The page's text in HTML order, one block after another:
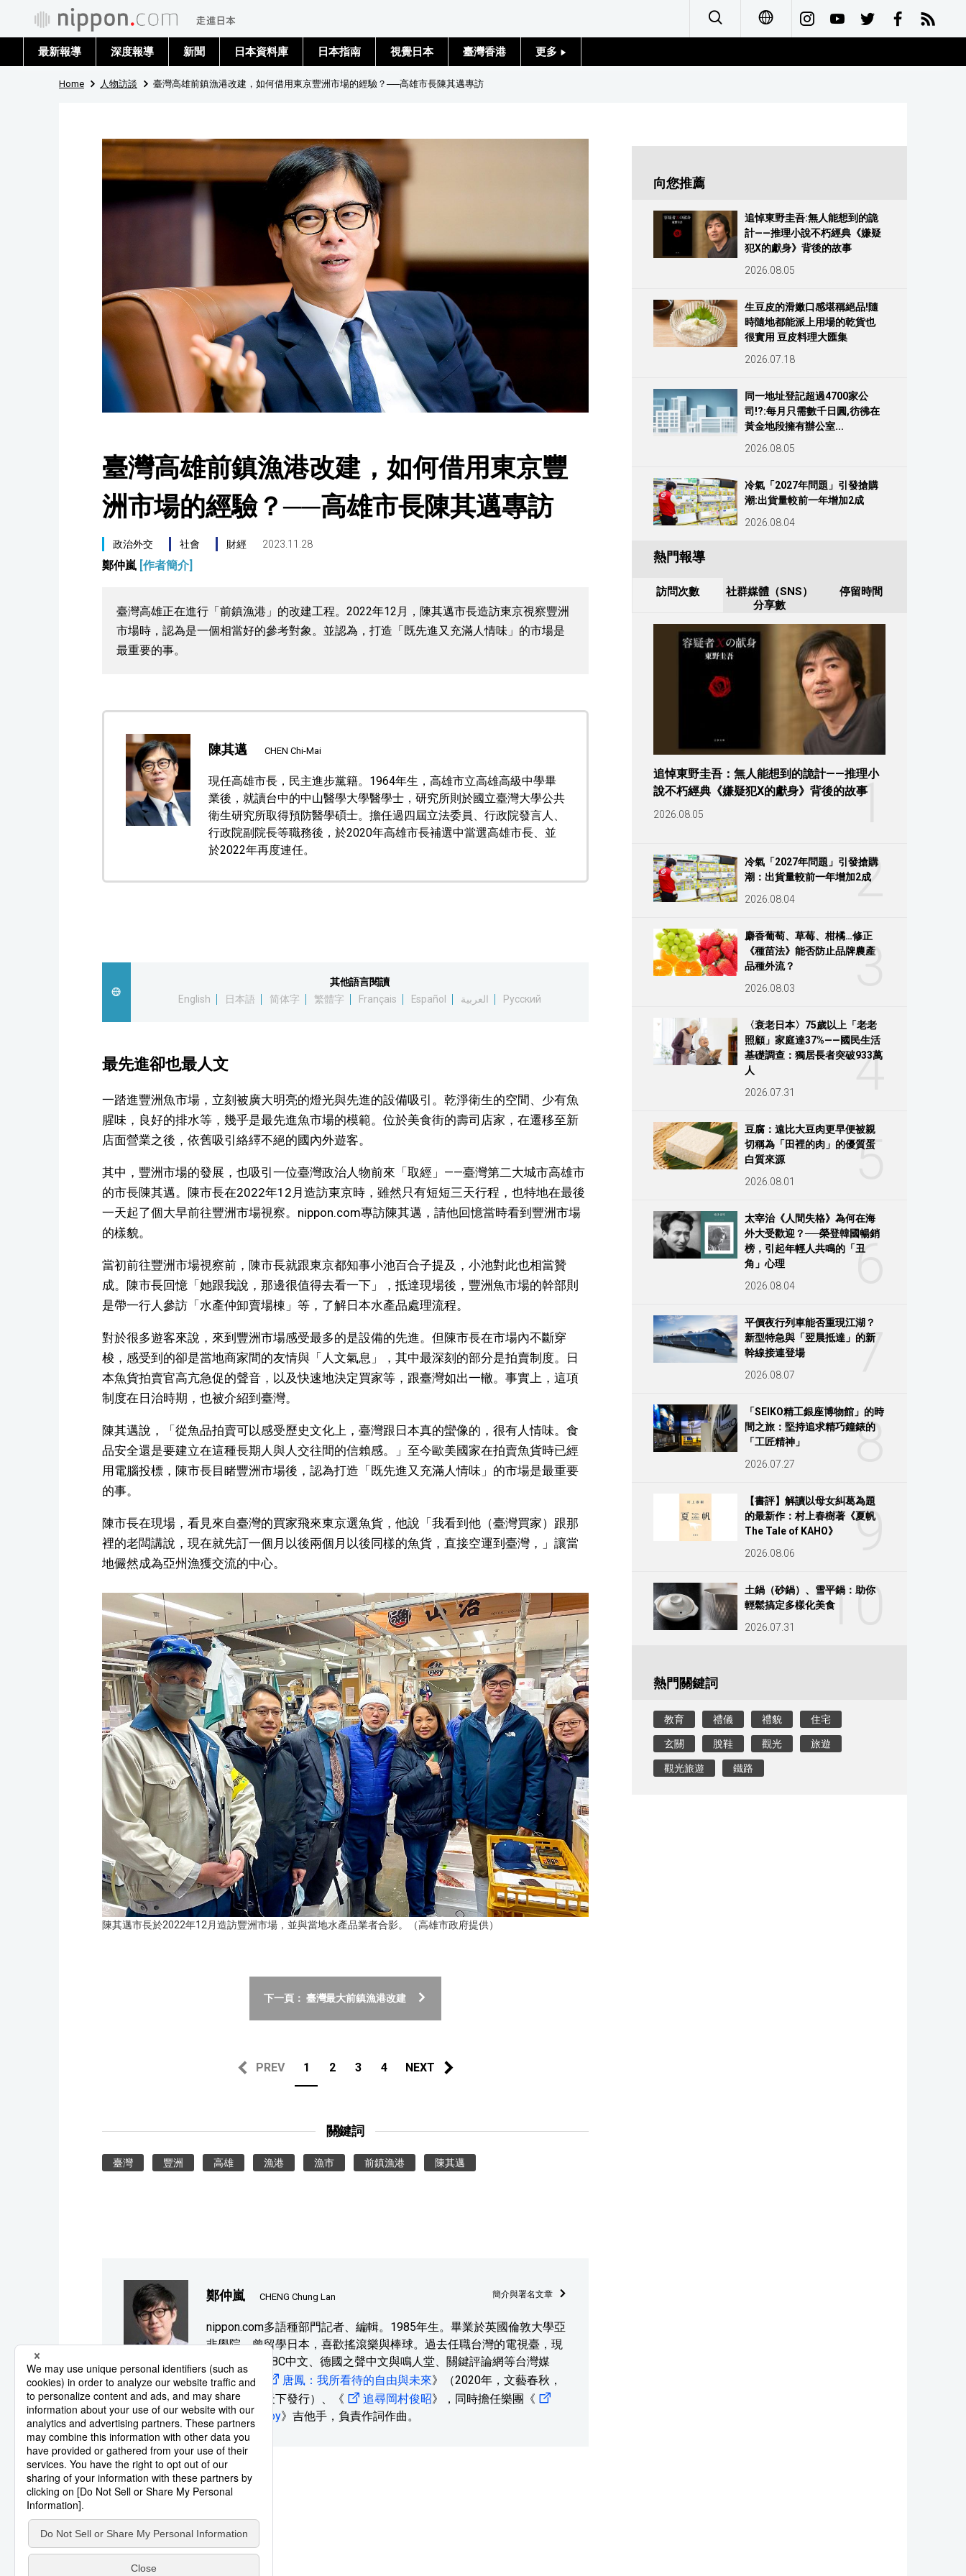
العربية
Русский
最新報導 深度報導 新聞 日本資料庫 日本指南 視覺日本 臺灣香港 更多
文化
東京
Home 人物訪談 臺灣高雄前鎮漁港改建，如何借用東京豐洲市場的經驗？──高雄市長陳其邁專訪
臺灣高雄前鎮漁港改建，如何借用東京豐
洲市場的經驗？──高雄市長陳其邁專訪
政治外交 社會 財經 2023.11.28
鄭仲嵐 [作者簡介]
臺灣高雄正在進行「前鎮漁港」的改建工程。2022年12月，陳其邁市長造訪東京視察豐洲
市場時，認為是一個相當好的參考對象。並認為，打造「既先進又充滿人情味」的市場是
最重要的事。
陳其邁 CHEN Chi-Mai
現任高雄市長，民主進步黨籍。1964年生，高雄市立高雄高級中學畢
業後，就讀台中的中山醫學大學醫學士，研究所則於國立臺灣大學公共
衛生研究所取得預防醫學碩士。擔任過四屆立法委員、行政院發言人、
行政院副院長等職務後，於2020年高雄市長補選中當選高雄市長、並
於2022年再度連任。
其他語言閱讀
English
日本語 简体字 繁體字 Français Español العربية Русский
最先進卻也最人文
一踏進豐洲魚市場，立刻被廣大明亮的燈光與先進的設備吸引。乾淨衛生的空間、少有魚
腥味，良好的排水等，幾乎是最先進魚市場的模範。位於美食街的壽司店家，在遷移至新
店面營業之後，依舊吸引絡繹不絕的國內外遊客。
其中，豐洲市場的發展，也吸引一位臺灣政治人物前來「取經」——臺灣第二大城市高雄市
的市長陳其邁。陳市長在2022年12月造訪東京時，雖然只有短短三天行程，也特地在最後
一天起了個大早前往豐洲市場視察。nippon.com專訪陳其邁，請他回憶當時看到豐洲市場
的樣貌。
當初前往豐洲市場視察前，陳市長就跟東京都知事小池百合子提及，小池對此也相當贊
成。陳市長回憶「她跟我說，那邊很值得去看一下」，抵達現場後，豐洲魚市場的幹部則
是帶一行人參訪「水產仲卸賣場棟」等，了解日本水產品處理流程。
對於很多遊客來說，來到豐洲市場感受最多的是設備的先進。但陳市長在市場內不斷穿
梭，感受到的卻是當地商家間的友情與「人文氣息」，其中最深刻的部分是拍賣制度。日
本魚貨拍賣官高亢急促的聲音，以及快速地決定買家等，跟臺灣如出一轍。事實上，這項
制度在日治時期，也被介紹到臺灣。
陳其邁說，「從魚品拍賣可以感受歷史文化上，臺灣跟日本真的蠻像的，很有人情味。食
品安全還是要建立在這種長期人與人交往間的信賴感。」至今歐美國家在拍賣魚貨時已經
用電腦投標，陳市長目睹豐洲市場後，認為打造「既先進又充滿人情味」的市場是最重要
的事。
陳市長在現場，看見來自臺灣的買家飛來東京選魚貨，他說「我看到他（臺灣買家）跟那
裡的老闆講說，現在就先訂一個月以後兩個月以後同樣的魚貨，直接空運到臺灣，」讓當
地儼然成為亞州漁獲交流的中心。
陳其邁市長於2022年12月造訪豐洲市場，並與當地水產品業者合影。（高雄市政府提供）
下一頁： 臺灣最大前鎮漁港改建
PREV 1 2 3 4 NEXT
關鍵詞
臺灣 豐洲 高雄 漁港 漁市 前鎮漁港 陳其邁
鄭仲嵐 CHENG Chung Lan 簡介與署名文章
nippon.com多語種部門記者、編輯。1985年生。畢業於英國倫敦大學亞
非學院，曾留學日本，喜歡搖滾樂與棒球。過去任職台灣的電視臺，現
定期供稿給BBC中文、德國之聲中文與鳴人堂、關鍵評論網等台灣媒
體。著書《
唐鳳：我所看待的自由與未來》（2020年，文藝春秋，
台灣由親子天下發行）、《
追尋岡村俊昭》，同時擔任樂團《
The Seven Joy》吉他手，負責作詞作曲。
系列報導
向您推薦
追悼東野圭吾:無人能想到的詭
計——推理小說不朽經典《嫌疑
犯X的獻身》背後的故事
2026.08.05
生豆皮的滑嫩口感堪稱絕品!隨
時隨地都能派上用場的乾貨也
很實用 豆皮料理大匯集
2026.07.18
同一地址登記超過4700家公
司!?:每月只需數千日圓,彷彿在
黃金地段擁有辦公室...
2026.08.05
冷氣「2027年問題」引發搶購
潮:出貨量較前一年增加2成
2026.08.04
熱門報導
訪問次數
社群媒體（SNS）
分享數
停留時間
1
追悼東野圭吾：無人能想到的詭計——推理小
說不朽經典《嫌疑犯X的獻身》背後的故事
2026.08.05
2
冷氣「2027年問題」引發搶購
潮：出貨量較前一年增加2成
2026.08.04
3
麝香葡萄、草莓、柑橘…修正
《種苗法》能否防止品牌農產
品種外流？
2026.08.03
4
〈衰老日本〉75歲以上「老老
照顧」家庭達37%——國民生活
基礎調查：獨居長者突破933萬
人
2026.07.31
5
豆腐：遠比大豆肉更早便被親
切稱為「田裡的肉」的優質蛋
白質來源
2026.08.01
6
太宰治《人間失格》為何在海
外大受歡迎？──榮登韓國暢銷
榜，引起年輕人共鳴的「丑
角」心理
2026.08.04
7
平價夜行列車能否重現江湖？
新型特急與「翌晨抵達」的新
幹線接連登場
2026.08.07
8
「SEIKO精工銀座博物館」的時
間之旅：堅持追求精巧鐘錶的
「工匠精神」
2026.07.27
9
【書評】解讀以母女糾葛為題
的最新作：村上春樹著《夏帆
The Tale of KAHO》
2026.08.06
10
土鍋（砂鍋）、雪平鍋：助你
輕鬆搞定多樣化美食
2026.07.31
熱門關鍵詞
教育 禮儀 禮貌 住宅
玄關 脫鞋 觀光 旅遊
觀光旅遊 鐵路